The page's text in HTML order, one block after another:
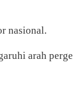
nasional.
arah